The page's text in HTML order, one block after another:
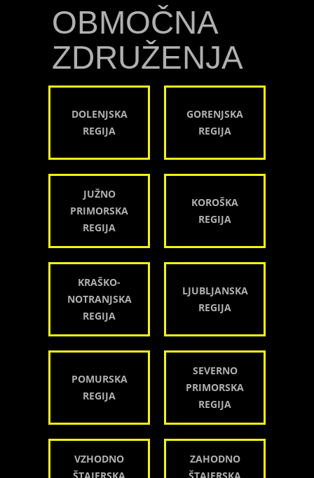
OBMOČNA
ZDRUŽENJA
DOLENJSKA
REGIJA
GORENJSKA
REGIJA
JUŽNO
PRIMORSKA
REGIJA
KOROŠKA
REGIJA
KRAŠKO-
NOTRANJSKA
REGIJA
LJUBLJANSKA
REGIJA
POMURSKA
REGIJA
SEVERNO
PRIMORSKA
REGIJA
VZHODNO
ŠTAJERSKA
ZAHODNO
ŠTAJERSKA